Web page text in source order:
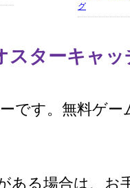
グ
スターキャ
です。無料ゲー
ある場合は、お